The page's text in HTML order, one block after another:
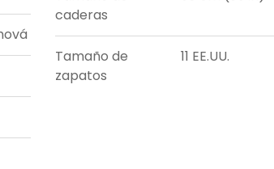
caderas
Tamaño de
zapatos
11 EE.UU.